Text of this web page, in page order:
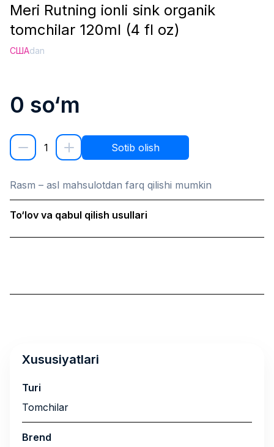
Meri Rutning ionli sink organik
tomchilar 120ml (4 fl oz)
СШАdan
0 so‘m
1 Sotib olish
Rasm – asl mahsulotdan farq qilishi mumkin
To‘lov va qabul qilish usullari
Xususiyatlari
Turi
Tomchilar
Brend